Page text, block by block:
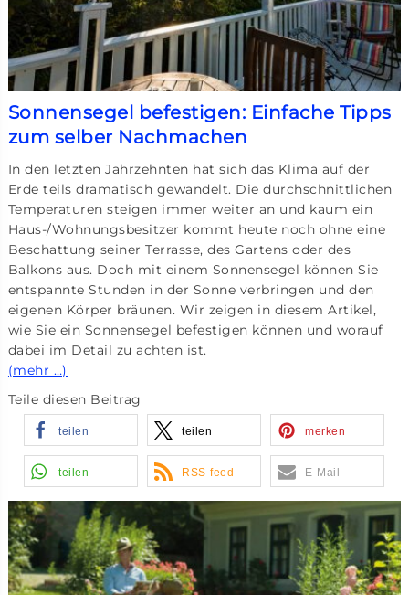
Sonnensegel befestigen: Einfache Tipps
zum selber Nachmachen
In den letzten Jahrzehnten hat sich das Klima auf der
Erde teils dramatisch gewandelt. Die durchschnittlichen
Temperaturen steigen immer weiter an und kaum ein
Haus-/Wohnungsbesitzer kommt heute noch ohne eine
Beschattung seiner Terrasse, des Gartens oder des
Balkons aus. Doch mit einem Sonnensegel können Sie
entspannte Stunden in der Sonne verbringen und den
eigenen Körper bräunen. Wir zeigen in diesem Artikel,
wie Sie ein Sonnensegel befestigen können und worauf
dabei im Detail zu achten ist.
(mehr …)
Teile diesen Beitrag
teilen teilen merken
teilen RSS-feed E-Mail